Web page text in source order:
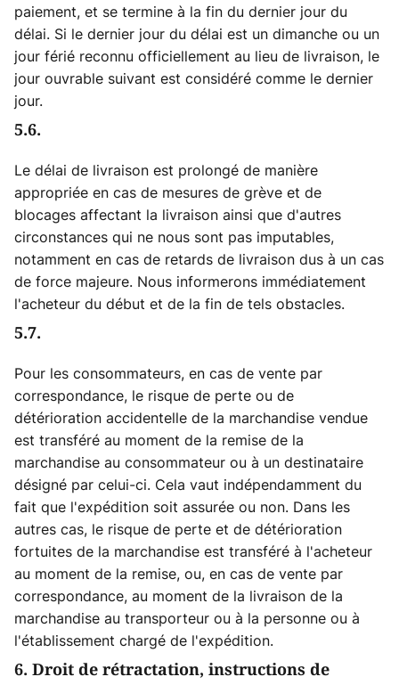
paiement, et se termine à la fin du dernier jour du
délai. Si le dernier jour du délai est un dimanche ou un
jour férié reconnu officiellement au lieu de livraison, le
jour ouvrable suivant est considéré comme le dernier
jour.
5.6.
Le délai de livraison est prolongé de manière
appropriée en cas de mesures de grève et de
blocages affectant la livraison ainsi que d'autres
circonstances qui ne nous sont pas imputables,
notamment en cas de retards de livraison dus à un cas
de force majeure. Nous informerons immédiatement
l'acheteur du début et de la fin de tels obstacles.
5.7.
Pour les consommateurs, en cas de vente par
correspondance, le risque de perte ou de
détérioration accidentelle de la marchandise vendue
est transféré au moment de la remise de la
marchandise au consommateur ou à un destinataire
désigné par celui-ci. Cela vaut indépendamment du
fait que l'expédition soit assurée ou non. Dans les
autres cas, le risque de perte et de détérioration
fortuites de la marchandise est transféré à l'acheteur
au moment de la remise, ou, en cas de vente par
correspondance, au moment de la livraison de la
marchandise au transporteur ou à la personne ou à
l'établissement chargé de l'expédition.
6. Droit de rétractation, instructions de